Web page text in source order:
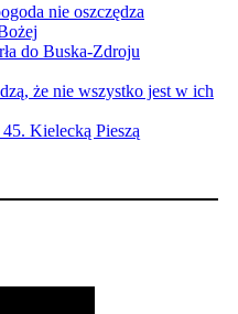
nie oszczędza
do Buska-Zdroju
że nie wszystko jest w ich
Kielecką Pieszą